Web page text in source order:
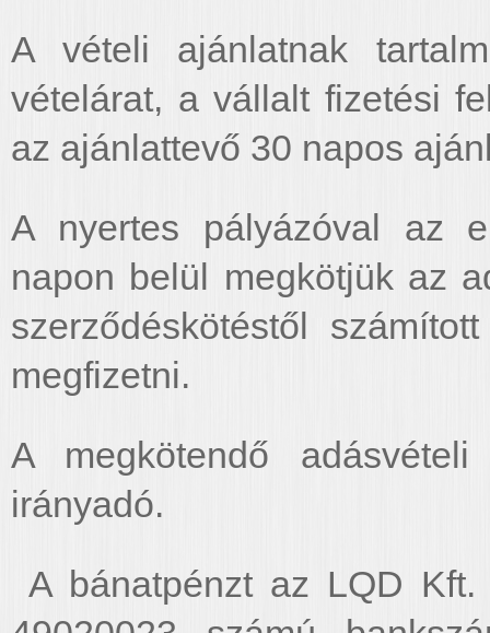
A vételi ajánlatnak
vételárat, a vállalt fizetési
az ajánlattevő 30 napos
A nyertes pályázóval az
napon belül megkötjük az
szerződéskötéstől
megfizetni.
A megkötendő
irányadó.
A bánatpénzt az LQD Kft.